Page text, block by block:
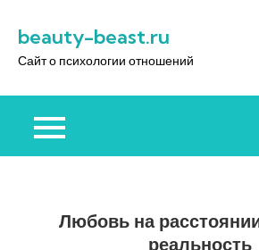
содержимому
beauty-beast.ru
Сайт о психологии отношений
Любовь на
реальность